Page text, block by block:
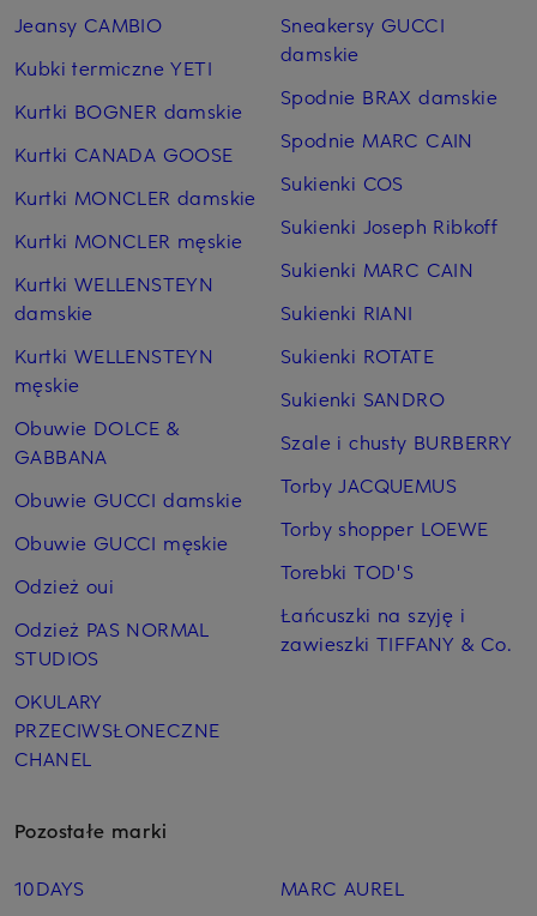
Jeansy CAMBIO
Kubki termiczne YETI
Kurtki BOGNER damskie
Kurtki CANADA GOOSE
Kurtki MONCLER damskie
Kurtki MONCLER męskie
Kurtki WELLENSTEYN
damskie
Kurtki WELLENSTEYN
męskie
Obuwie DOLCE &
GABBANA
Obuwie GUCCI damskie
Obuwie GUCCI męskie
Odzież oui
Odzież PAS NORMAL
STUDIOS
OKULARY
PRZECIWSŁONECZNE
CHANEL
Sneakersy GUCCI
damskie
Spodnie BRAX damskie
Spodnie MARC CAIN
Sukienki COS
Sukienki Joseph Ribkoff
Sukienki MARC CAIN
Sukienki RIANI
Sukienki ROTATE
Sukienki SANDRO
Szale i chusty BURBERRY
Torby JACQUEMUS
Torby shopper LOEWE
Torebki TOD'S
Łańcuszki na szyję i
zawieszki TIFFANY & Co.
Pozostałe marki
10DAYS
MARC AUREL